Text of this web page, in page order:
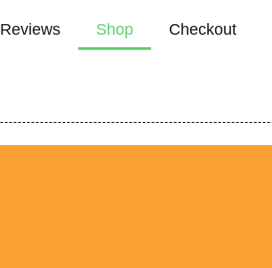
Reviews Shop Checkout